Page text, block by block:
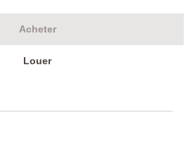
Acheter
Louer